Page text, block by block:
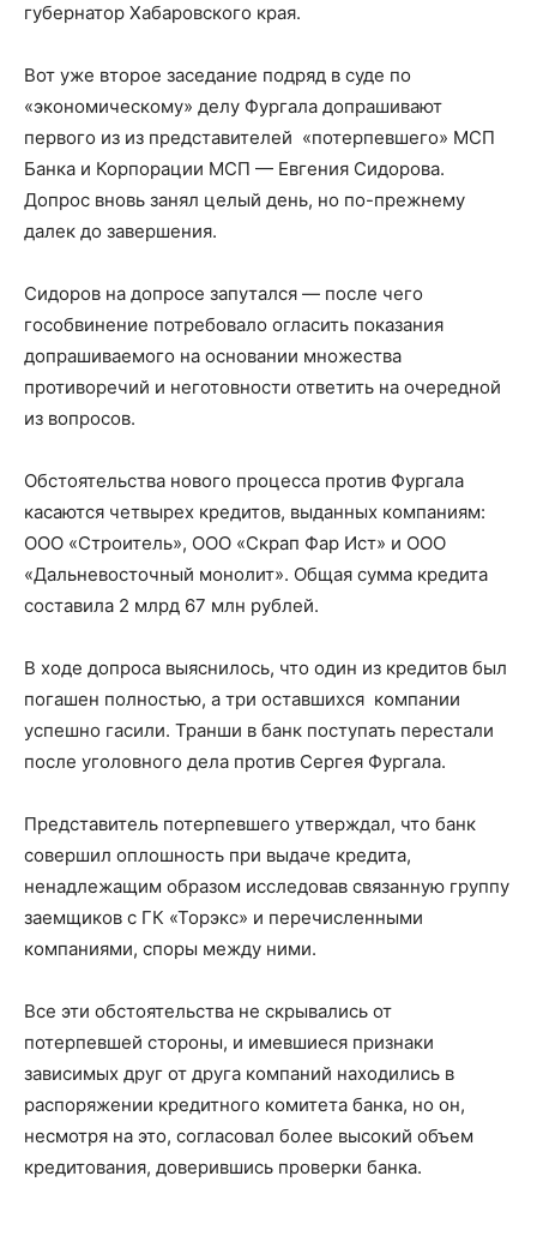
губернатор Хабаровского края.
Вот уже второе заседание подряд в суде по
«экономическому» делу Фургала допрашивают
первого из из представителей «потерпевшего» МСП
Банка и Корпорации МСП — Евгения Сидорова.
Допрос вновь занял целый день, но по-прежнему
далек до завершения.
Сидоров на допросе запутался — после чего
гособвинение потребовало огласить показания
допрашиваемого на основании множества
противоречий и неготовности ответить на очередной
из вопросов.
Обстоятельства нового процесса против Фургала
касаются четвырех кредитов, выданных компаниям:
ООО «Строитель», ООО «Скрап Фар Ист» и ООО
«Дальневосточный монолит». Общая сумма кредита
составила 2 млрд 67 млн рублей.
В ходе допроса выяснилось, что один из кредитов был
погашен полностью, а три оставшихся компании
успешно гасили. Транши в банк поступать перестали
после уголовного дела против Сергея Фургала.
Представитель потерпевшего утверждал, что банк
совершил оплошность при выдаче кредита,
ненадлежащим образом исследовав связанную группу
заемщиков с ГК «Торэкс» и перечисленными
компаниями, споры между ними.
Все эти обстоятельства не скрывались от
потерпевшей стороны, и имевшиеся признаки
зависимых друг от друга компаний находились в
распоряжении кредитного комитета банка, но он,
несмотря на это, согласовал более высокий объем
кредитования, доверившись проверки банка.